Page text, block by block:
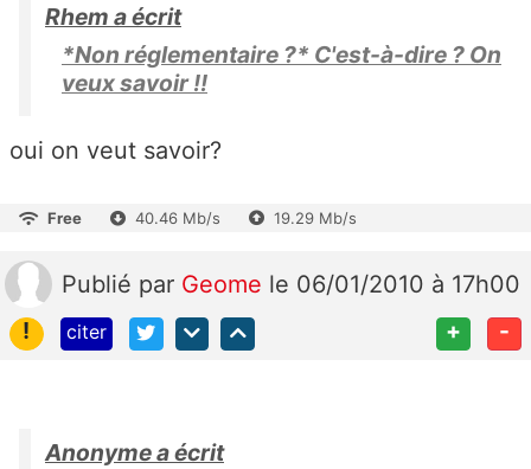
Rhem a écrit
*Non réglementaire ?* C'est-à-dire ? On
veux savoir !!
oui on veut savoir?
Free 40.46 Mb/s 19.29 Mb/s
Publié par Geome le 06/01/2010 à 17h00
!
citer + -
Anonyme a écrit